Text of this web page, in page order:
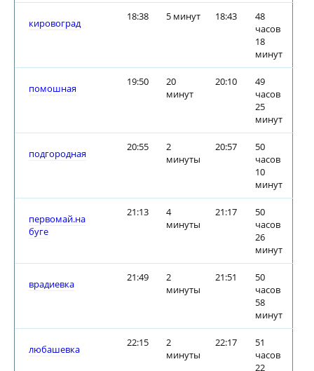
кировоград
18:38 5 минут 18:43
48
часов
18
минут
помошная
19:50
20
минут
20:10
49
часов
25
минут
подгородная
20:55
2
минуты
20:57
50
часов
10
минут
первомай.на
буге
21:13
4
минуты
21:17
50
часов
26
минут
врадиевка
21:49
2
минуты
21:51
50
часов
58
минут
любашевка
22:15
2
минуты
22:17
51
часов
22